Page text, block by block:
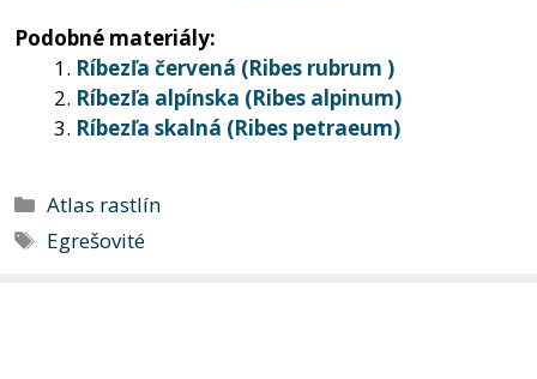
Podobné materiály:
Ríbezľa červená (Ribes rubrum )
Ríbezľa alpínska (Ribes alpinum)
Ríbezľa skalná (Ribes petraeum)
Kategórie
Atlas rastlín
Značky
Egrešovité